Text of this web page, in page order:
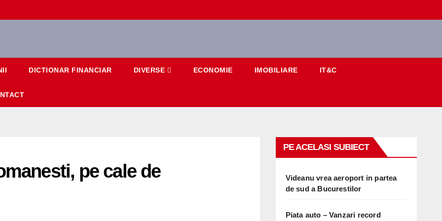
DICTIONAR FINANCIAR DIVERSE ECONOMIE IMOBILIARE IT&C
pe cale de
PE ACELASI SUBIECT
Videanu vrea aeroport in partea
de sud a Bucurestilor
Piata auto – Vanzari record